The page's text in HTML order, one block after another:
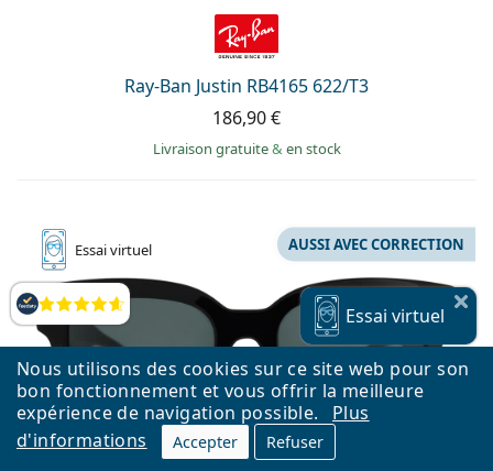
Nous utilisons des cookies sur ce site web pour son
bon fonctionnement et vous offrir la meilleure
expérience de navigation possible.
Plus
d'informations
Accepter Refuser
Évaluation
Ray-Ban Justin RB4165 622/T3
186,90 €
Livraison gratuite& en stock
Essaivirtuel AUSSI AVEC CORRECTION
Essai virtuel